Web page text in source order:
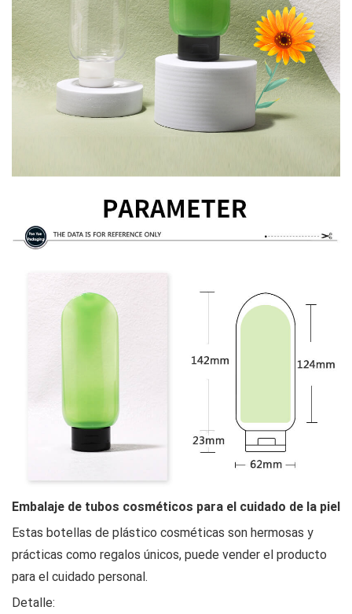
Embalaje de tubos cosméticos para el cuidado de la piel
Estas botellas de plástico cosméticas son hermosas y
prácticas como regalos únicos, puede vender el producto
para el cuidado personal.
Detalle: